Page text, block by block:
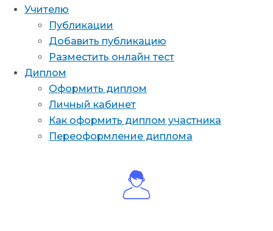
Учителю
Публикации
Добавить публикацию
Разместить онлайн тест
Диплом
Оформить диплом
Личный кабинет
Как оформить диплом участника
Переоформление диплома